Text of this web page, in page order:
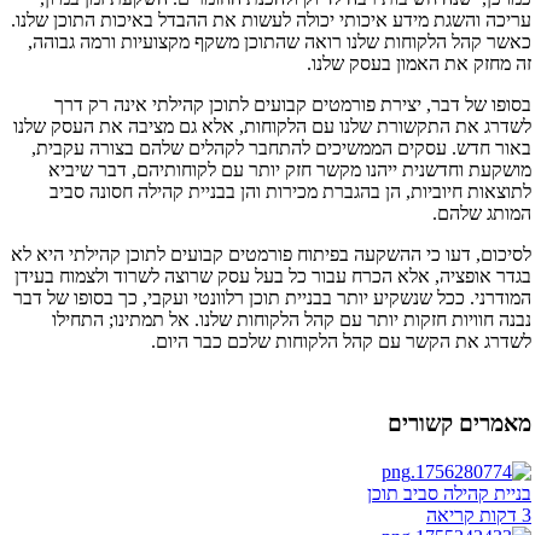
עריכה והשגת מידע איכותי יכולה לעשות את ההבדל באיכות התוכן שלנו.
כאשר קהל הלקוחות שלנו רואה שהתוכן משקף מקצועיות ורמה גבוהה,
זה מחזק את האמון בעסק שלנו.
בסופו של דבר, יצירת פורמטים קבועים לתוכן קהילתי אינה רק דרך
לשדרג את התקשורת שלנו עם הלקוחות, אלא גם מציבה את העסק שלנו
באור חדש. עסקים הממשיכים להתחבר לקהלים שלהם בצורה עקבית,
מושקעת וחדשנית ייהנו מקשר חזק יותר עם לקוחותיהם, דבר שיביא
לתוצאות חיוביות, הן בהגברת מכירות והן בבניית קהילה חסונה סביב
המותג שלהם.
לסיכום, דעו כי ההשקעה בפיתוח פורמטים קבועים לתוכן קהילתי היא לא
בגדר אופציה, אלא הכרח עבור כל בעל עסק שרוצה לשרוד ולצמוח בעידן
המודרני. ככל שנשקיע יותר בבניית תוכן רלוונטי ועקבי, כך בסופו של דבר
נבנה חוויות חזקות יותר עם קהל הלקוחות שלנו. אל תמתינו; התחילו
לשדרג את הקשר עם קהל הלקוחות שלכם כבר היום.
מאמרים קשורים
בניית קהילה סביב תוכן
3 דקות קריאה